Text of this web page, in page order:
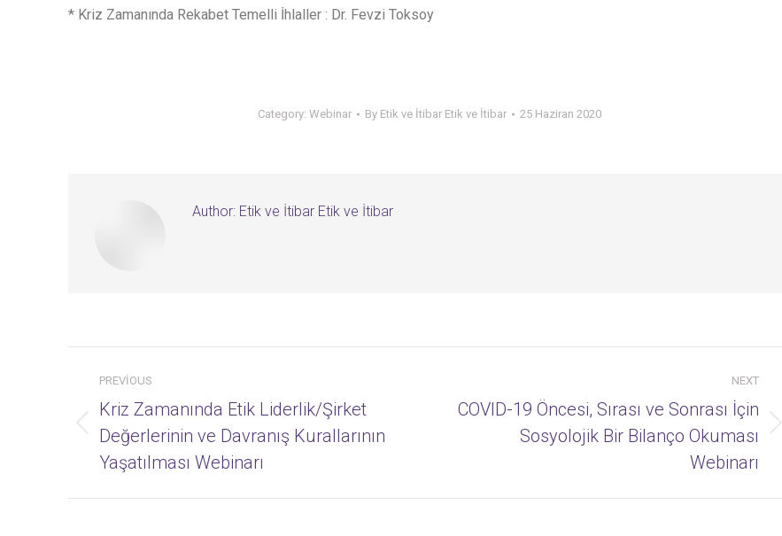
* Kriz Zamanında Rekabet Temelli İhlaller : Dr. Fevzi Toksoy
Category: Webinar By Etik ve İtibar Etik ve İtibar 25 Haziran 2020
Author: Etik ve İtibar Etik ve İtibar
Post
navigation
PREVIOUS
Previous
post:
Kriz Zamanında Etik Liderlik/Şirket
Değerlerinin ve Davranış Kurallarının
Yaşatılması Webinarı
NEXT
COVID-19 Öncesi, Sırası ve Sonrası İçin
Sosyolojik Bir Bilanço Okuması
Webinarı